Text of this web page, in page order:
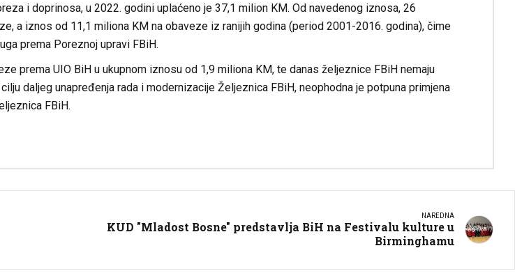
i doprinosa, u 2022. godini uplaćeno je 37,1 milion KM. Od navedenog iznosa, 26
a iznos od 11,1 miliona KM na obaveze iz ranijih godina (period 2001-2016. godina), čime
prema Poreznoj upravi FBiH.
prema UIO BiH u ukupnom iznosu od 1,9 miliona KM, te danas željeznice FBiH nemaju
daljeg unapređenja rada i modernizacije Željeznica FBiH, neophodna je potpuna primjena
FBiH.
NAREDNA
KUD "Mladost Bosne" predstavlja BiH na Festivalu kulture u
Birminghamu